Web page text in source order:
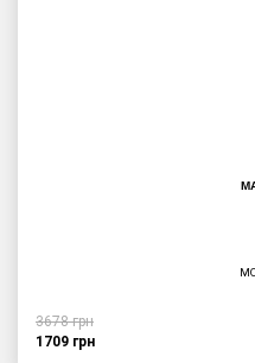
3678грн
1709 грн